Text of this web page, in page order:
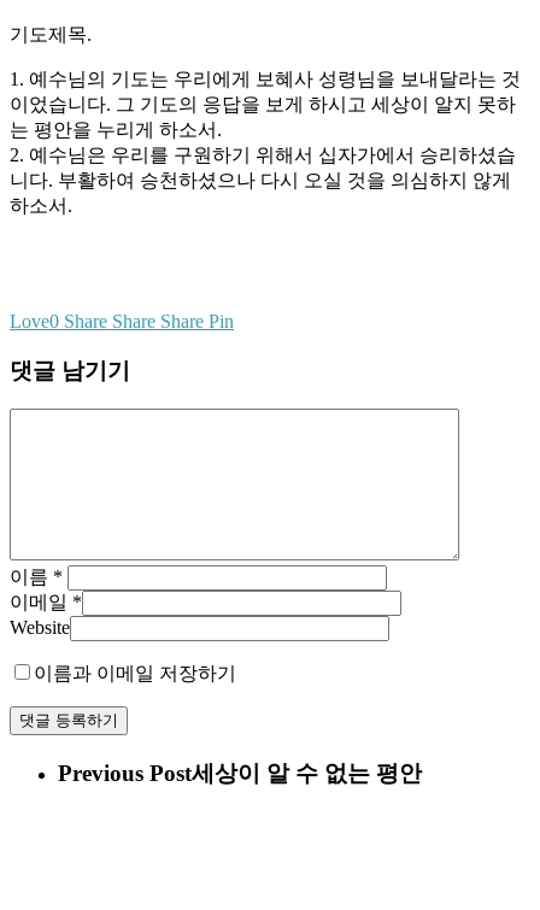
기도제목.
1. 예수님의 기도는 우리에게 보혜사 성령님을 보내달라는 것
이었습니다. 그 기도의 응답을 보게 하시고 세상이 알지 못하
는 평안을 누리게 하소서.
2. 예수님은 우리를 구원하기 위해서 십자가에서 승리하셨습
니다. 부활하여 승천하셨으나 다시 오실 것을 의심하지 않게
하소서.
Love0 Share Share Share Pin
댓글 남기기
이름 *
이메일 *
Website
이름과 이메일 저장하기
Previous Post세상이 알 수 없는 평안